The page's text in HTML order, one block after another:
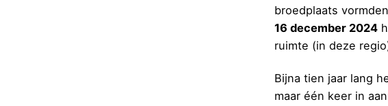
broedplaats
16 december 2024
ruimte (in deze
Bijna tien jaar lang
maar één keer in